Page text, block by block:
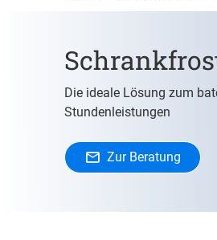
Die ideale Lösung zum
Stundenleistungen
Zur Beratung